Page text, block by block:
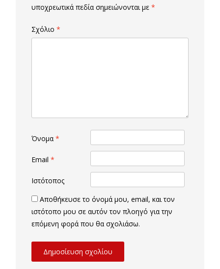
υποχρεωτικά πεδία σημειώνονται με *
Σχόλιο *
Όνομα *
Email *
Ιστότοπος
Αποθήκευσε το όνομά μου, email, και τον
ιστότοπο μου σε αυτόν τον πλοηγό για την
επόμενη φορά που θα σχολιάσω.